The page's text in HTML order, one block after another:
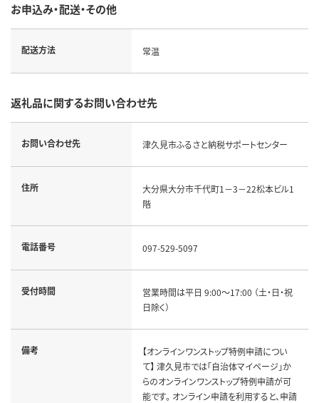
お申込み・配送・その他
配送方法 常温
返礼品に関するお問い合わせ先
お問い合わせ先 津久見市ふるさと納税サポートセンター
住所
大分県大分市千代町1－3－22松本ビル1
階
電話番号 097-529-5097
受付時間
営業時間は平日 9:00～17:00 （土・日・祝
日除く）
備考
【オンラインワンストップ特例申請につい
て】 津久見市では「自治体マイページ」か
らのオンラインワンストップ特例申請が可
能です。 オンライン申請を利用すると、申請